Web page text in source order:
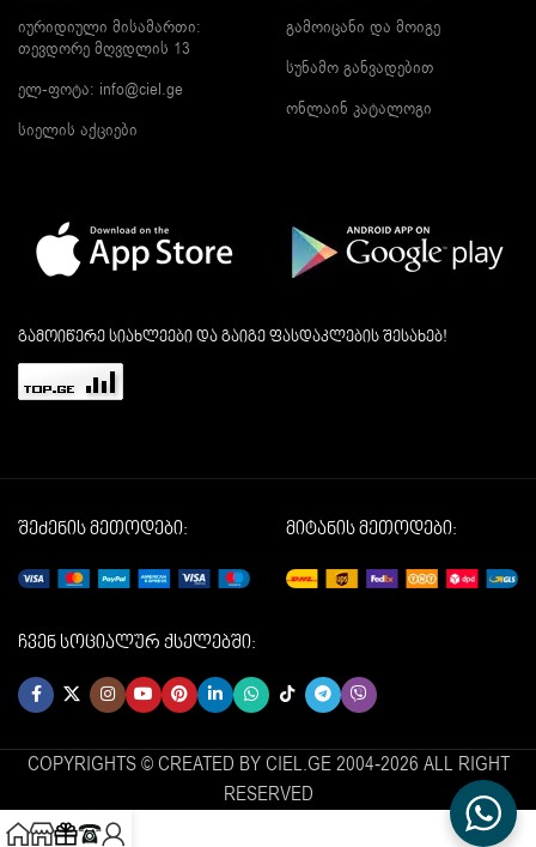
იურიდიული მისამართი:
თევდორე მღვდლის 13
ელ-ფოტა: info@ciel.ge
სიელის აქციები
გამოიცანი და მოიგე
სუნამო განვადებით
ონლაინ კატალოგი
გამოიწერე სიახლეები და გაიგე ფასდაკლების შესახებ!
შეძენის მეთოდები: მიტანის მეთოდები:
ჩვენ სოციალურ ქსელებში:
COPYRIGHTS © CREATED BY CIEL.GE 2004-2026 ALL RIGHT
RESERVED